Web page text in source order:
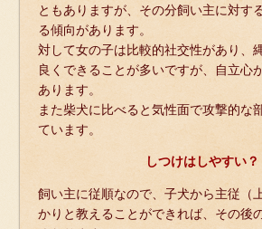
ともありますが、その分飼い主に対す
る傾向があります。
対して女の子は比較的社交性があり、
良くできることが多いですが、自立心
あります。
また柴犬に比べると気性面で攻撃的な
ています。
しつけはしやすい？
飼い主に従順なので、子犬から主従（
かりと教えることができれば、その後